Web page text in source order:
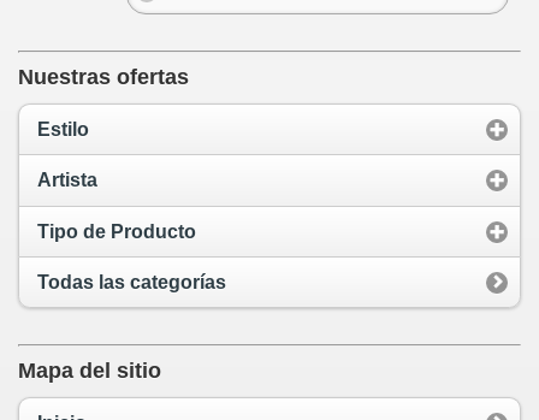
Nuestras ofertas
Estilo
Artista
Tipo de Producto
Todas las categorías
Mapa del sitio